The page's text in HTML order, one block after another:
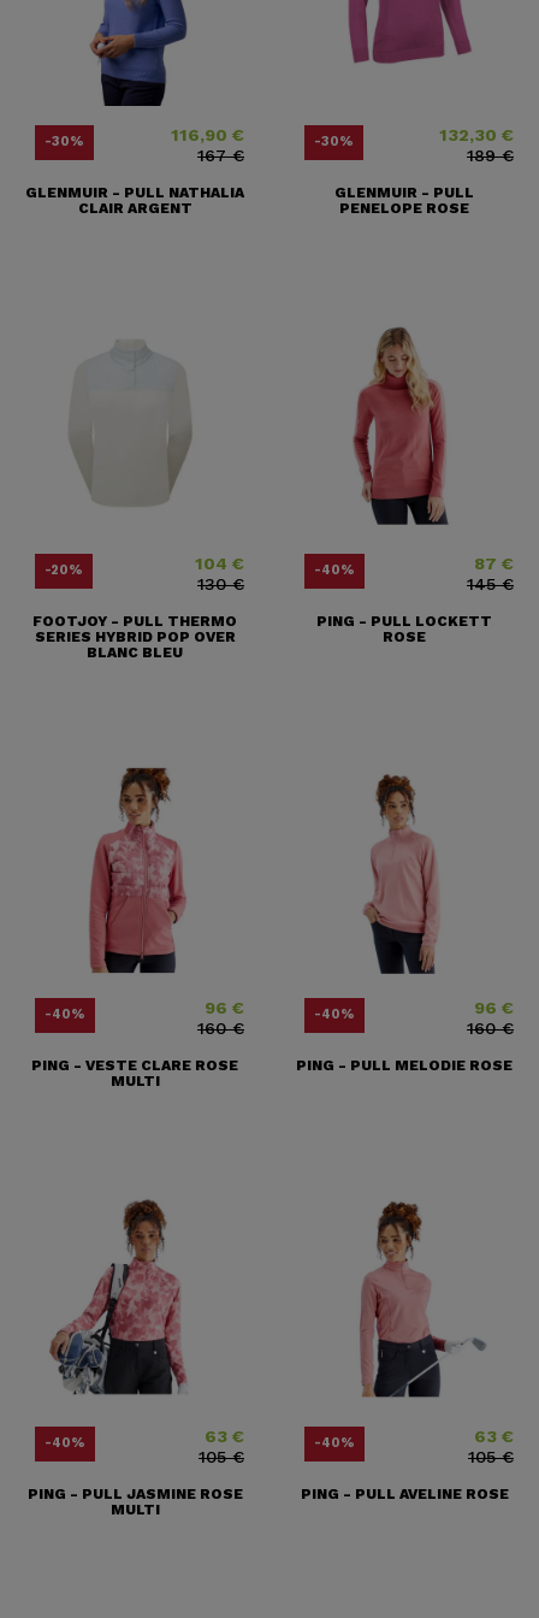
-30% 116,90 €
Prix ​​habituel
167 €
GLENMUIR - PULL NATHALIA
CLAIR ARGENT
-30% 132,30 €
Prix ​​habituel
189 €
GLENMUIR - PULL
PENELOPE ROSE
-20% 104 €
Prix ​​habituel
130 €
FOOTJOY - PULL THERMO
SERIES HYBRID POP OVER
BLANC BLEU
-40% 87 €
Prix
145 €
PING - PULL LOCKETT
ROSE
-40% 96 €
Prix ​​habituel
160 €
PING - VESTE CLARE ROSE
MULTI
-40% 96 €
Prix
160 €
PING - PULL MELODIE ROSE
-40% 63 €
Prix ​​habituel
105 €
PING - PULL JASMINE ROSE
MULTI
-40% 63 €
Prix
105 €
PING - PULL AVELINE ROSE